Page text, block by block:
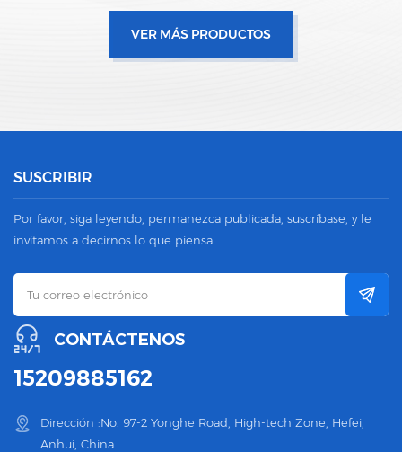
VER MÁS PRODUCTOS
SUSCRIBIR
Por favor, siga leyendo, permanezca publicada, suscríbase, y le
invitamos a decirnos lo que piensa.
CONTÁCTENOS
15209885162
Dirección :No. 97-2 Yonghe Road, High-tech Zone, Hefei,
Anhui, China